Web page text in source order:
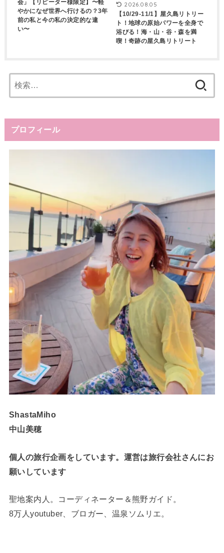
会」【リピーター様限定】〜軽
やかになぜ世界へ行けるの？3年
前の私と今の私の決定的な違
い〜
2026.08.05
【10/29-11/1】屋久島リトリー
ト！地球の原始パワーを全身で
浴びる！海・山・谷・森を満
喫！奇跡の屋久島リトリート
索:
プロフィール
ShastaMiho
中山美穂
個人の旅行企画をしています。運営は旅行会社さんにお
願いしています
聖地案内人。コーディネーター＆熊野ガイド。
8万人youtuber、ブロガー、温泉ソムリエ。